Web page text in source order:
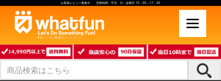
お客様レビュー募集中 営業時間：平日 月～金曜日 10：00～17：30
中古パソコン販売のワットファン